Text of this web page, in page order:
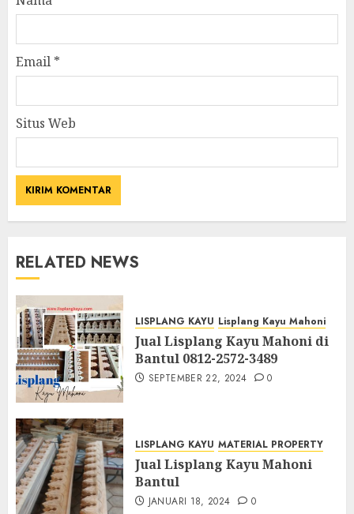
Email *
Situs Web
RELATED NEWS
LISPLANG KAYU Lisplang Kayu Mahoni
Jual Lisplang Kayu Mahoni di
Bantul 0812-2572-3489
SEPTEMBER 22, 2024 0
LISPLANG KAYU MATERIAL PROPERTY
Jual Lisplang Kayu Mahoni
Bantul
JANUARI 18, 2024 0